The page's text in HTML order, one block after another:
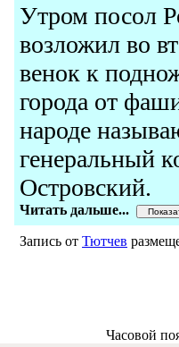
Утром посол
возложил во
венок к
города от
народе
генеральный
Островский.
Читать дальше...
Запись от Тютчев
Часовой